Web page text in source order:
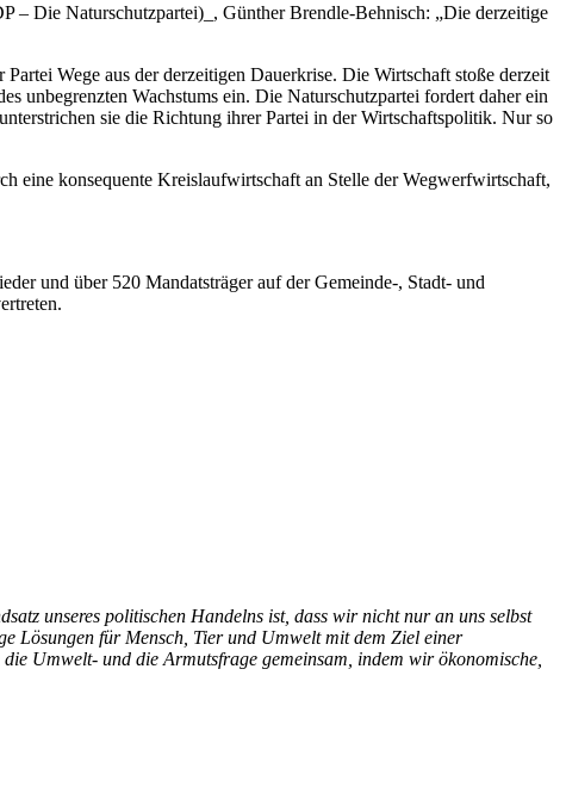
– Die Naturschutzpartei)_, Günther Brendle-Behnisch: „Die derzeitige
Wege aus der derzeitigen Dauerkrise. Die Wirtschaft stoße derzeit
unbegrenzten Wachstums ein. Die Naturschutzpartei fordert daher ein
sie die Richtung ihrer Partei in der Wirtschaftspolitik. Nur so
eine konsequente Kreislaufwirtschaft an Stelle der Wegwerfwirtschaft,
und über 520 Mandatsträger auf der Gemeinde-, Stadt- und
unseres politischen Handelns ist, dass wir nicht nur an uns selbst
Lösungen für Mensch, Tier und Umwelt mit dem Ziel einer
Umwelt- und die Armutsfrage gemeinsam, indem wir ökonomische,